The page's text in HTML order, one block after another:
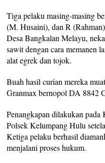
Tiga pelaku masing-masing
(M. Husaini), dan R
Desa Bangkalan Melayu,
sawit dengan cara memanen
alat egrek dan tojok.
Buah hasil curian mereka
Granmax bernopol DA 8842
Penangkapan dilakukan
Polsek Kelumpang Hulu
Ketiga pelaku berhasil
menjalani proses hukum.